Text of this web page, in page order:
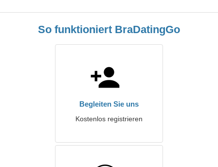
So funktioniert BraDatingGo
Begleiten Sie uns
Kostenlos registrieren